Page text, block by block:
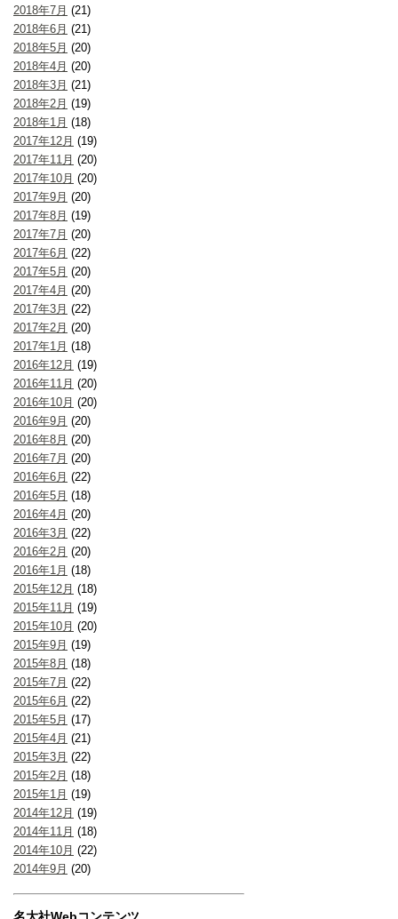
2018年7月 (21)
2018年6月 (21)
2018年5月 (20)
2018年4月 (20)
2018年3月 (21)
2018年2月 (19)
2018年1月 (18)
2017年12月 (19)
2017年11月 (20)
2017年10月 (20)
2017年9月 (20)
2017年8月 (19)
2017年7月 (20)
2017年6月 (22)
2017年5月 (20)
2017年4月 (20)
2017年3月 (22)
2017年2月 (20)
2017年1月 (18)
2016年12月 (19)
2016年11月 (20)
2016年10月 (20)
2016年9月 (20)
2016年8月 (20)
2016年7月 (20)
2016年6月 (22)
2016年5月 (18)
2016年4月 (20)
2016年3月 (22)
2016年2月 (20)
2016年1月 (18)
2015年12月 (18)
2015年11月 (19)
2015年10月 (20)
2015年9月 (19)
2015年8月 (18)
2015年7月 (22)
2015年6月 (22)
2015年5月 (17)
2015年4月 (21)
2015年3月 (22)
2015年2月 (18)
2015年1月 (19)
2014年12月 (19)
2014年11月 (18)
2014年10月 (22)
2014年9月 (20)